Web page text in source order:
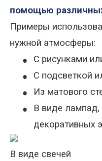
помощью
Примеры
нужной атмосферы:
• С рисунками
• С подсветкой
• Из матового
•
В виде лампад,
декоративных
В виде свечей